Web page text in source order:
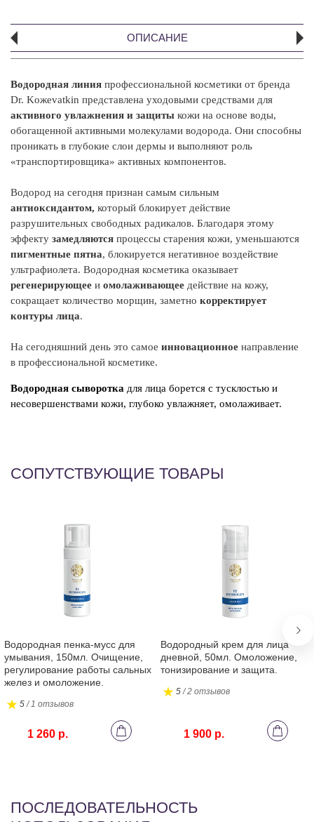
ОПИСАНИЕ
Водородная линия профессиональной косметики от бренда
Dr. Koжevatkin представлена уходовыми средствами для
активного увлажнения и защиты кожи на основе воды,
обогащенной активными молекулами водорода. Они способны
проникать в глубокие слои дермы и выполняют роль
«транспортировщика» активных компонентов.
Водород на сегодня признан самым сильным
антиоксидантом, который блокирует действие
разрушительных свободных радикалов. Благодаря этому
эффекту замедляются процессы старения кожи, уменьшаются
пигментные пятна, блокируется негативное воздействие
ультрафиолета. Водородная косметика оказывает
регенерирующее и омолаживающее действие на кожу,
сокращает количество морщин, заметно корректирует
контуры лица.
На сегодняшний день это самое инновационное направление
в профессиональной косметике.
Водородная сыворотка для лица борется с тусклостью и
несовершенствами кожи, глубоко увлажняет, омолаживает.
СОПУТСТВУЮЩИЕ ТОВАРЫ
Водородная пенка-мусс для
умывания, 150мл. Очищение,
регулирование работы сальных
желез и омоложение.
5/ 1 отзывов
1 260 р.
Водородный крем для лица
дневной, 50мл. Омоложение,
тонизирование и защита.
5/ 2 отзывов
1 900 р.
ПОСЛЕДОВАТЕЛЬНОСТЬ